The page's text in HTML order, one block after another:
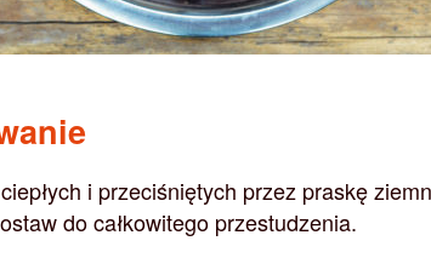
i przeciśniętych przez praskę
do całkowitego przestudzenia.